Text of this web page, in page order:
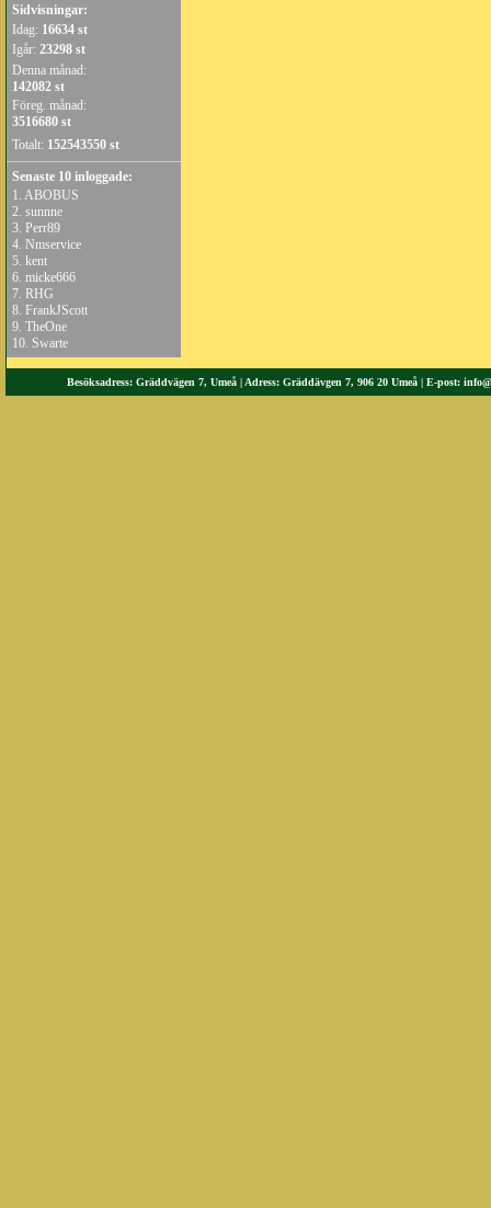
Sidvisningar:
Idag: 16634 st
Igår: 23298 st
Denna månad:
142082 st
Föreg. månad:
3516680 st
Totalt: 152543550 st
Senaste 10 inloggade:
1. ABOBUS
2. sunnne
3. Perr89
4. Nmservice
5. kent
6. micke666
7. RHG
8. FrankJScott
9. TheOne
10. Swarte
Besöksadress: Gräddvägen 7, Umeå | Adress: Gräddävgen 7, 906 20 Umeå | E-post: